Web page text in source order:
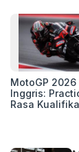
MotoGP 2026
Inggris:
Rasa
Silverstone!